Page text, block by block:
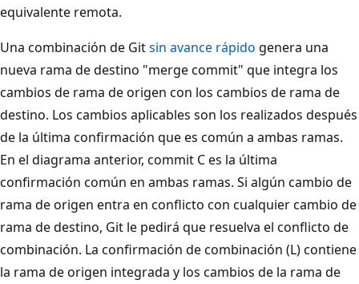
equivalente remota.
Una combinación de Gitsin avance rápido genera una
nueva rama de destino "merge commit" que integra los
cambios de rama de origen con los cambios de rama de
destino. Los cambios aplicables son los realizados después
de la última confirmación que es común a ambas ramas.
En el diagrama anterior, commit C es la última
confirmación común en ambas ramas. Si algún cambio de
rama de origen entra en conflicto con cualquier cambio de
rama de destino, Git le pedirá que resuelva el conflicto de
combinación. La confirmación de combinación (L) contiene
la rama de origen integrada y los cambios de la rama de